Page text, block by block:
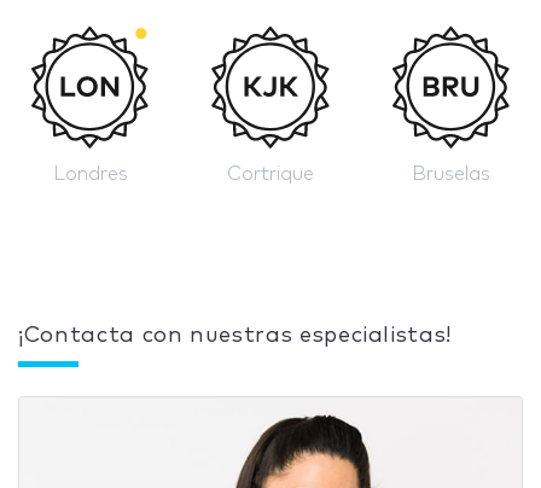
Londres Cortrique Bruselas
¡Contacta con nuestras especialistas!